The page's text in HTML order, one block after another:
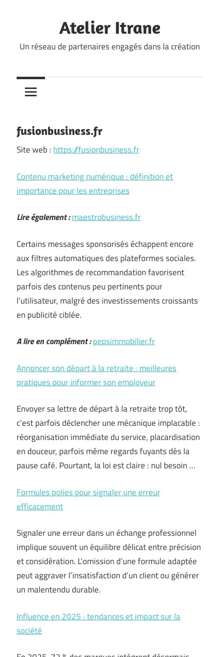
Atelier Itrane
Un réseau de partenaires engagés dans la création
fusionbusiness.fr
Site web : https://fusionbusiness.fr
Contenu marketing numérique : définition et
importance pour les entreprises
Lire également :maestrobusiness.fr
Certains messages sponsorisés échappent encore
aux filtres automatiques des plateformes sociales.
Les algorithmes de recommandation favorisent
parfois des contenus peu pertinents pour
l’utilisateur, malgré des investissements croissants
en publicité ciblée.
A lire en complément :pepsimmobilier.fr
Annoncer son départ à la retraite : meilleures
pratiques pour informer son employeur
Envoyer sa lettre de départ à la retraite trop tôt,
c’est parfois déclencher une mécanique implacable :
réorganisation immédiate du service, placardisation
en douceur, parfois même regards fuyants dès la
pause café. Pourtant, la loi est claire : nul besoin …
Formules polies pour signaler une erreur
efficacement
Signaler une erreur dans un échange professionnel
implique souvent un équilibre délicat entre précision
et considération. L’omission d’une formule adaptée
peut aggraver l’insatisfaction d’un client ou générer
un malentendu durable.
Influence en 2025 : tendances et impact sur la
société